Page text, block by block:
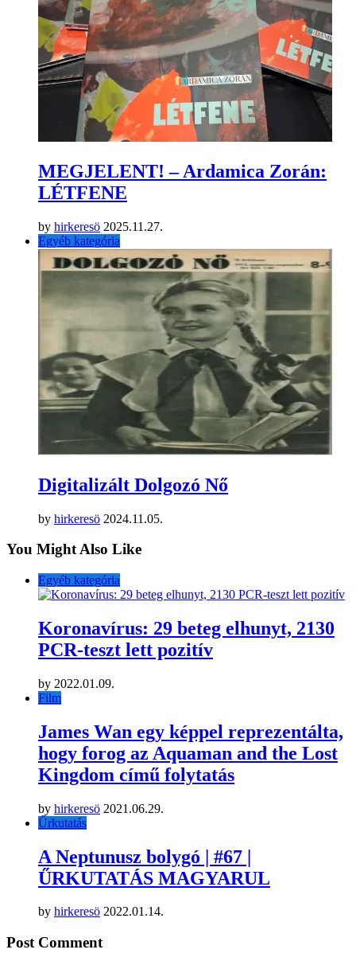
MEGJELENT! – Ardamica Zorán:
LÉTFENE
by hirkeresö 2025.11.27.
Egyéb kategória
Digitalizált Dolgozó Nő
by hirkeresö 2024.11.05.
You Might Also Like
Egyéb kategória
Koronavírus: 29 beteg elhunyt, 2130
PCR-teszt lett pozitív
by 2022.01.09.
Film
James Wan egy képpel reprezentálta,
hogy forog az Aquaman and the Lost
Kingdom című folytatás
by hirkeresö 2021.06.29.
Űrkutatás
A Neptunusz bolygó | #67 |
ŰRKUTATÁS MAGYARUL
by hirkeresö 2022.01.14.
Post Comment